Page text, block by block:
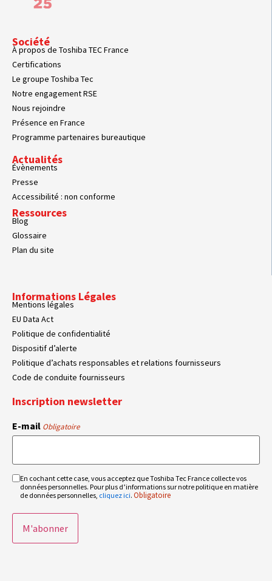
Société
À propos de Toshiba TEC France
Certifications
Le groupe Toshiba Tec
Notre engagement RSE
Nous rejoindre
Présence en France
Programme partenaires bureautique
Actualités
Évènements
Presse
Accessibilité : non conforme
Ressources
Blog
Glossaire
Plan du site
Informations Légales
Mentions légales
EU Data Act
Politique de confidentialité
Dispositif d’alerte
Politique d’achats responsables et relations fournisseurs
Code de conduite fournisseurs
Inscription newsletter
E-mail Obligatoire
RGPD
Obligatoire
En cochant cette case, vous acceptez que Toshiba Tec France collecte vos
données personnelles. Pour plus d’informations sur notre politique en matière
de données personnelles, cliquez ici. Obligatoire